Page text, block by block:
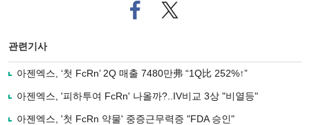
페
이
로
기
사
유
트위
터로
관련기사
아젠엑스, ‘첫 FcRn’ 2Q 매출 7480만弗 “1Q比 252%↑”
아젠엑스, '피하투여 FcRn' 나올까?..IV비교 3상 "비열등"
아젠엑스, '첫 FcRn 약물' 중증근무력증 "FDA 승인"